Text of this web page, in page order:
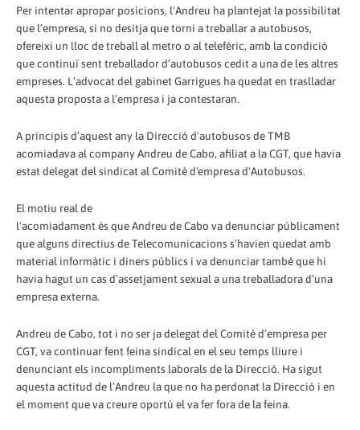
Per intentar apropar posicions, l'Andreu ha plantejat la possibilitat
que l’empresa, si no desitja que torni a treballar a autobusos,
ofereixi un lloc de treball al metro o al telefèric, amb la condició
que continuï sent treballador d’autobusos cedit a una de les altres
empreses. L’advocat del gabinet Garrigues ha quedat en traslladar
aquesta proposta a l’empresa i ja contestaran.
A principis d’aquest any la Direcció d'autobusos de TMB
acomiadava al company Andreu de Cabo, afiliat a la CGT, que havia
estat delegat del sindicat al Comitè d'empresa d'Autobusos.
El motiu real de
l'acomiadament és que Andreu de Cabo va denunciar públicament
que alguns directius de Telecomunicacions s’havien quedat amb
material informàtic i diners públics i va denunciar també que hi
havia hagut un cas d’assetjament sexual a una treballadora d’una
empresa externa.
Andreu de Cabo, tot i no ser ja delegat del Comitè d’empresa per
CGT, va continuar fent feina sindical en el seu temps lliure i
denunciant els incompliments laborals de la Direcció. Ha sigut
aquesta actitud de l’Andreu la que no ha perdonat la Direcció i en
el moment que va creure oportú el va fer fora de la feina.